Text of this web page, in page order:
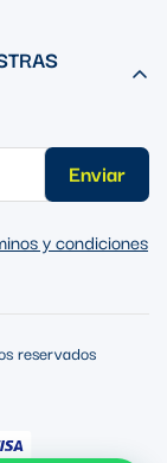
Enviar
y condiciones
reservados